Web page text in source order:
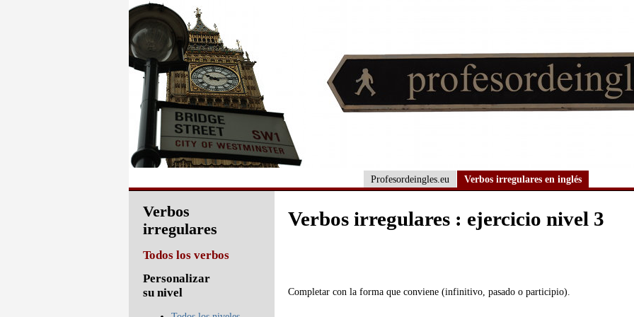
Profesordeingles.eu Verbos irregulares en inglés
Verbos irregulares : ejercicio nivel 3
Completar con la forma que conviene (infinitivo, pasado o participio).
Verbos
irregulares
Todos los verbos
Personalizar
su nivel